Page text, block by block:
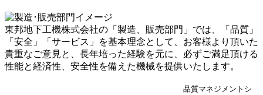
東邦地下工機株式会社の「製造、販売部門」では、「品質」
「安全」「サービス」を基本理念として、お客様より頂いた
貴重なご意見と、長年培った経験を元に、必ずご満足頂ける
性能と経済性、安全性を備えた機械を提供いたします。
品質マネジメントシ